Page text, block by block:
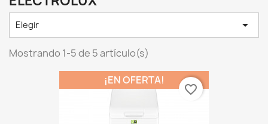
Elegir 
Mostrando 1-5 de 5 artículo(s)
¡EN OFERTA!
favorite_border